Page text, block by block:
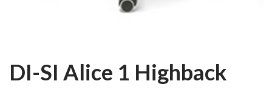
DI-SI Alice 1 Highback